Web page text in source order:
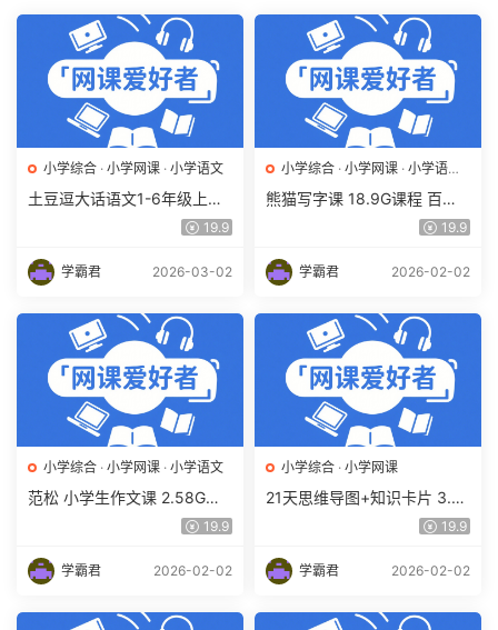
小学综合 · 小学网课 · 小学语文
土豆逗大话语文1-6年级上册
合集趣味动画课(人教 部编)百
19.9
学霸君 2026-03-02
小学综合 · 小学网课 · 小学语文
幼儿启蒙
熊猫写字课 18.9G课程 百度
网盘下载 学前教育/小学/亲子
19.9
学霸君 2026-02-02
小学综合 · 小学网课 · 小学语文
范松 小学生作文课 2.58G百
度网盘下载 快速提高小学生19.9
学霸君 2026-02-02
小学综合 · 小学网课
21天思维导图+知识卡片 3.4
6G课程百度网盘下载,XMind
19.9
学霸君 2026-02-02